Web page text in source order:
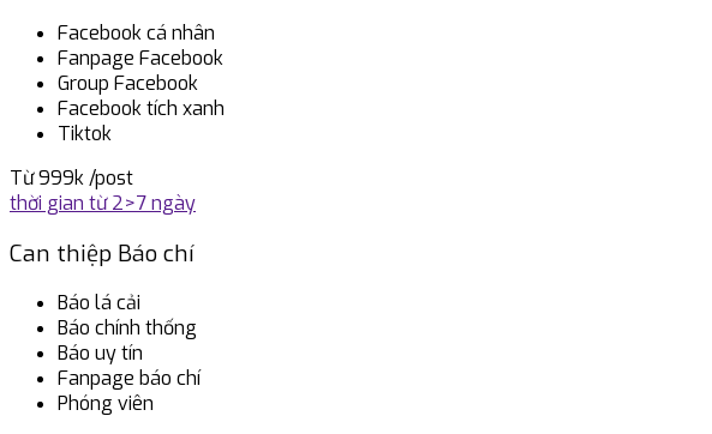
Facebook cá nhân
Fanpage Facebook
Group Facebook
Facebook tích xanh
Tiktok
Từ 999k/post
thời gian từ 2>7 ngày
Can thiệp Báo chí
Báo lá cải
Báo chính thống
Báo uy tín
Fanpage báo chí
Phóng viên